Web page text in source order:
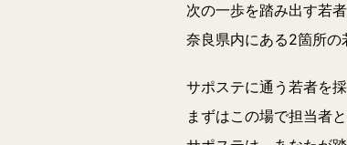
次の一歩を踏み出す若
奈良県内にある2箇所の
サポステに通う若者を
まずはこの場で担当者